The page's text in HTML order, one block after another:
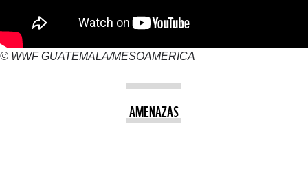
© WWF GUATEMALA/MESOAMERICA
AMENAZAS